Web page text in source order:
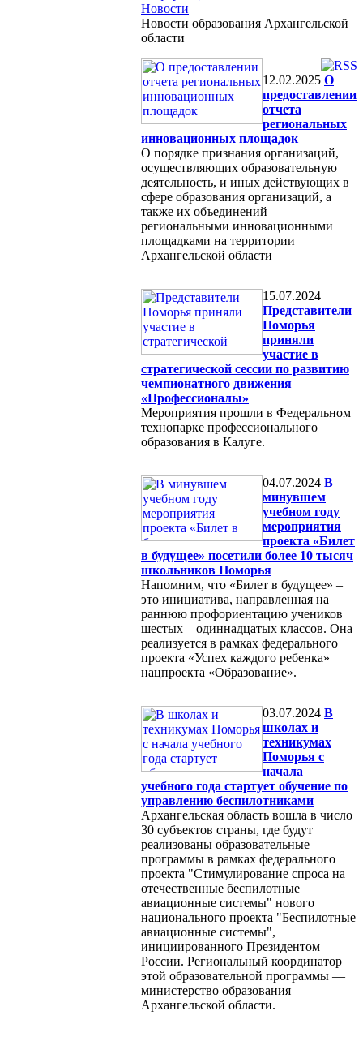
Новости
Новости образования Архангельской
области
12.02.2025 О
предоставлении
отчета
региональных
инновационных площадок
О порядке признания организаций,
осуществляющих образовательную
деятельность, и иных действующих в
сфере образования организаций, а
также их объединений
региональными инновационными
площадками на территории
Архангельской области
15.07.2024
Представители
Поморья
приняли
участие в
стратегической сессии по развитию
чемпионатного движения
«Профессионалы»
Мероприятия прошли в Федеральном
технопарке профессионального
образования в Калуге.
04.07.2024 В
минувшем
учебном году
мероприятия
проекта «Билет
в будущее» посетили более 10 тысяч
школьников Поморья
Напомним, что «Билет в будущее» –
это инициатива, направленная на
раннюю профориентацию учеников
шестых – одиннадцатых классов. Она
реализуется в рамках федерального
проекта «Успех каждого ребенка»
нацпроекта «Образование».
03.07.2024 В
школах и
техникумах
Поморья с
начала
учебного года стартует обучение по
управлению беспилотниками
Архангельская область вошла в число
30 субъектов страны, где будут
реализованы образовательные
программы в рамках федерального
проекта "Стимулирование спроса на
отечественные беспилотные
авиационные системы" нового
национального проекта "Беспилотные
авиационные системы",
инициированного Президентом
России. Региональный координатор
этой образовательной программы —
министерство образования
Архангельской области.